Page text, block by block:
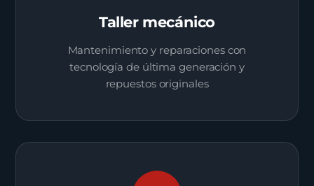
Taller mecánico
Mantenimiento y reparaciones con
tecnología de última generación y
repuestos originales